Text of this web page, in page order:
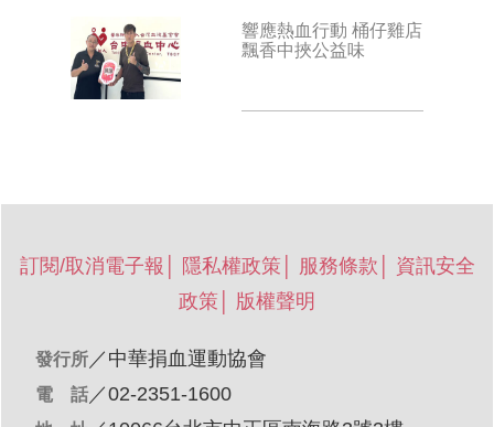
響應熱血行動 桶仔雞店
飄香中挾公益味
訂閱/取消電子報 隱私權政策 服務條款
資訊安全
政策
版權聲明
發行所 ／ 中華捐血運動協會
電 話 ／02-2351-1600